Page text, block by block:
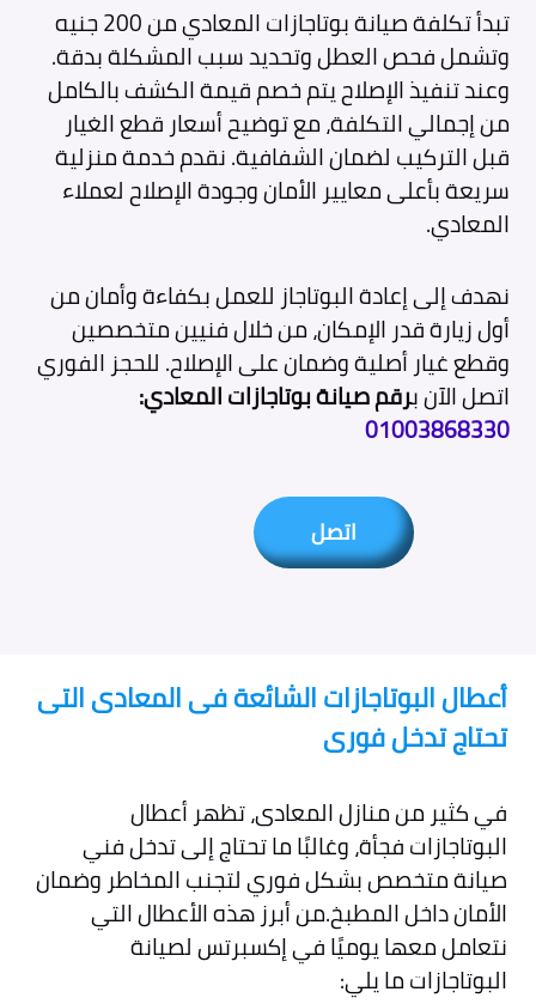
تبدأ تكلفة صيانة بوتاجازات المعادي من 200 جنيه
وتشمل فحص العطل وتحديد سبب المشكلة بدقة.
وعند تنفيذ الإصلاح يتم خصم قيمة الكشف بالكامل
من إجمالي التكلفة، مع توضيح أسعار قطع الغيار
قبل التركيب لضمان الشفافية. نقدم خدمة منزلية
سريعة بأعلى معايير الأمان وجودة الإصلاح لعملاء
المعادي.
نهدف إلى إعادة البوتاجاز للعمل بكفاءة وأمان من
أول زيارة قدر الإمكان، من خلال فنيين متخصصين
وقطع غيار أصلية وضمان على الإصلاح. للحجز الفوري
اتصل الآن برقم صيانة بوتاجازات المعادي:
01003868330
اتصل
أعطال البوتاجازات الشائعة فى المعادى التى
تحتاج تدخل فورى
في كثير من منازل المعادى، تظهر أعطال
البوتاجازات فجأة، وغالبًا ما تحتاج إلى تدخل فني
صيانة متخصص بشكل فوري لتجنب المخاطر وضمان
الأمان داخل المطبخ.من أبرز هذه الأعطال التي
نتعامل معها يوميًا في إكسبرتس لصيانة
البوتاجازات ما يلي: